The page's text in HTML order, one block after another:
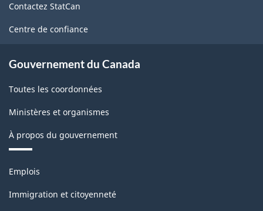
ce
site
Contactez StatCan
Centre de confiance
Gouvernement du Canada
Toutes les coordonnées
Ministères et organismes
À propos du gouvernement
Thèmes
sujets
Emplois
Immigration et citoyenneté